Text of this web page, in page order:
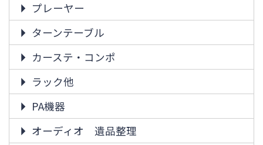
プレーヤー
ターンテーブル
カーステ・コンポ
ラック他
PA機器
オーディオ 遺品整理